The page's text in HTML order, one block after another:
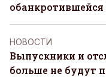
обанкротившейся
НОВОСТИ
Выпускники и
больше не будут